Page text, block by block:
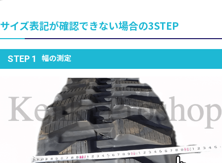
サイズ表記が確認できない場合の3STEP
STEP 1 幅の測定